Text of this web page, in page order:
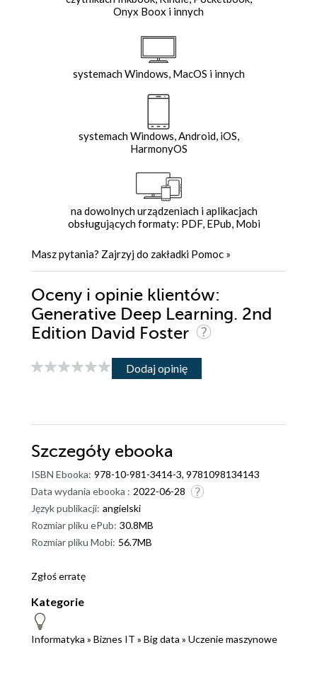
Onyx Boox i innych
systemach Windows, MacOS i innych
systemach Windows, Android, iOS,
HarmonyOS
na dowolnych urządzeniach i aplikacjach
obsługujących formaty: PDF, EPub, Mobi
Masz pytania? Zajrzyj do zakładki Pomoc »
Oceny i opinie klientów:
Generative Deep Learning. 2nd
Edition David Foster
Dodaj opinię
Szczegóły ebooka
ISBN Ebooka: 978-10-981-3414-3, 9781098134143
Data wydania ebooka : 2022-06-28
Język publikacji: angielski
Rozmiar pliku ePub: 30.8MB
Rozmiar pliku Mobi: 56.7MB
Zgłoś erratę
Kategorie
Informatyka » Biznes IT » Big data » Uczenie maszynowe